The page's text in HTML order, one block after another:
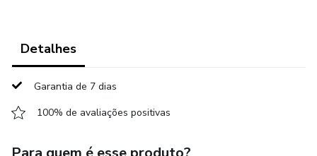
Detalhes
Garantia de 7 dias
100% de avaliações positivas